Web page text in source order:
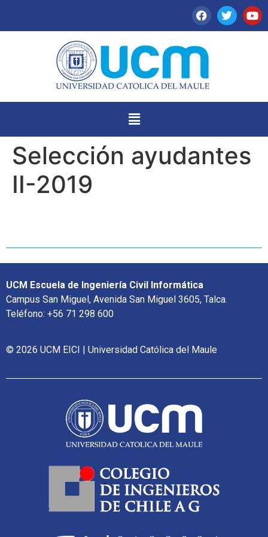
Selección ayudantes
II-2019
UCM Escuela de Ingeniería Civil Informática
Campus San Miguel, Avenida San Miguel 3605, Talca.
Teléfono: +56 71 298 600
© 2026 UCM EICI | Universidad Católica del Maule